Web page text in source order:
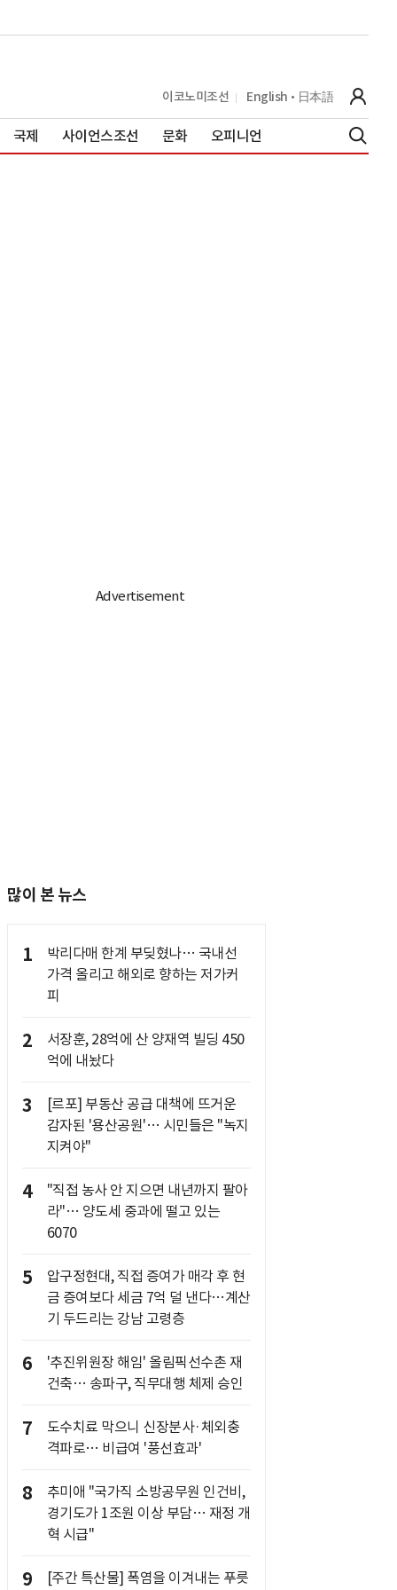
이코노미조선 English 日本語
국제 사이언스조선 문화 오피니언
많이 본 뉴스
1
박리다매 한계 부딪혔나… 국내선
가격 올리고 해외로 향하는 저가커
피
2
서장훈, 28억에 산 양재역 빌딩 450
억에 내놨다
3
[르포] 부동산 공급 대책에 뜨거운
감자된 '용산공원'… 시민들은 "녹지
지켜야"
4
"직접 농사 안 지으면 내년까지 팔아
라"… 양도세 중과에 떨고 있는
6070
5
압구정현대, 직접 증여가 매각 후 현
금 증여보다 세금 7억 덜 낸다…계산
기 두드리는 강남 고령층
6
'추진위원장 해임' 올림픽선수촌 재
건축… 송파구, 직무대행 체제 승인
7
도수치료 막으니 신장분사·체외충
격파로… 비급여 '풍선효과'
8
추미애 "국가직 소방공무원 인건비,
경기도가 1조원 이상 부담… 재정 개
혁 시급"
9 [주간 특산물] 폭염을 이겨내는 푸릇